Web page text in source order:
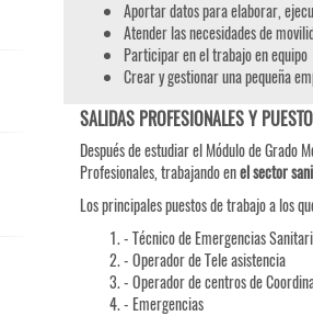
Aportar datos para elaborar,
Atender las necesidades de
Participar en el trabajo en equipo
Crear y gestionar una pequeña
SALIDAS PROFESIONALES Y
Después de estudiar el Módulo de Grado
Profesionales, trabajando enel sector
Los principales puestos de trabajo a los
- Técnico de Emergencias
- Operador de Tele asistencia
- Operador de centros de
- Emergencias